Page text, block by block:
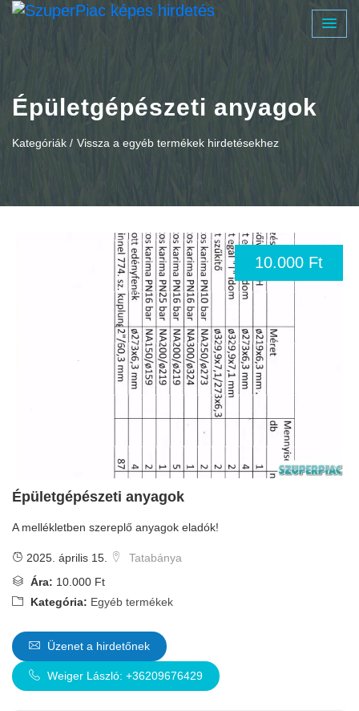
Épületgépészeti anyagok
Kategóriák / Vissza a egyéb termékek hirdetésekhez
10.000 Ft
Épületgépészeti anyagok
A mellékletben szereplő anyagok eladók!
2025. április 15.
Tatabánya
Ára: 10.000 Ft
Kategória: Egyéb termékek
Üzenet a hirdetőnek
Weiger László: +36209676429